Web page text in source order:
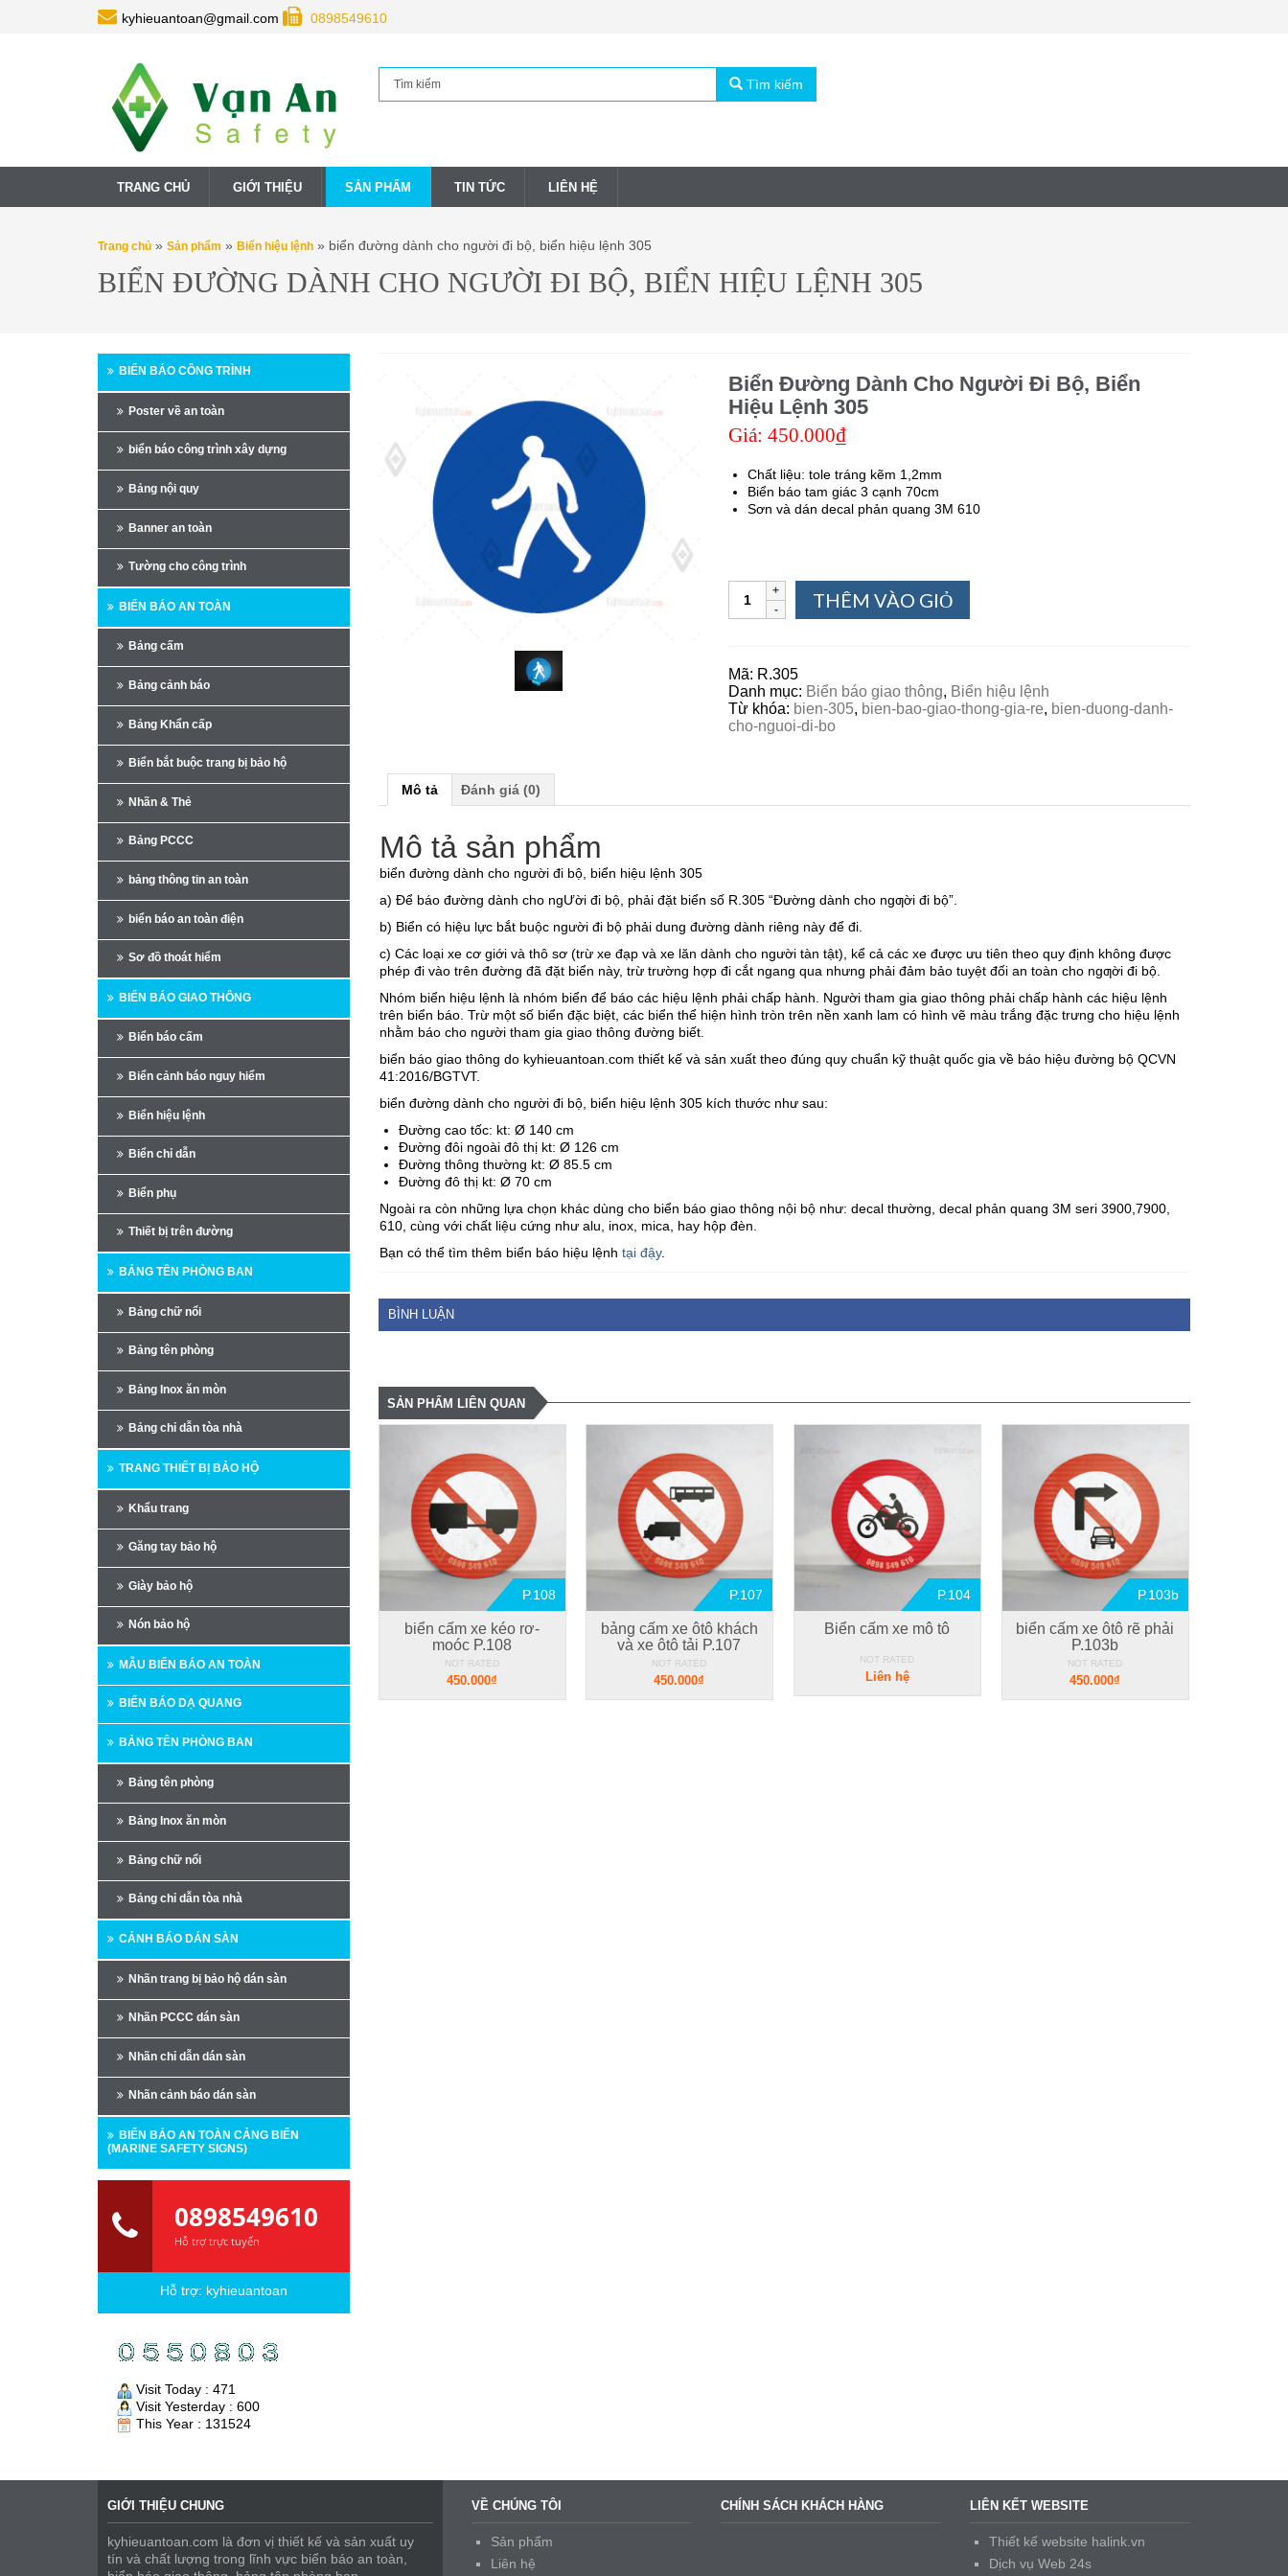
kyhieuantoan@gmail.com 0898549610
Tìm kiếm
TRANG CHỦ GIỚI THIỆU SẢN PHẨM TIN TỨC LIÊN HỆ
Trang chủ » Sản phẩm » Biển hiệu lệnh » biển đường dành cho người đi bộ, biển hiệu lệnh 305
BIỂN ĐƯỜNG DÀNH CHO NGƯỜI ĐI BỘ, BIỂN HIỆU LỆNH 305
Biển Đường Dành Cho Người Đi Bộ, Biển
Hiệu Lệnh 305
Giá:450.000₫
Chất liệu: tole tráng kẽm 1,2mm
Biển báo tam giác 3 cạnh 70cm
Sơn và dán decal phản quang 3M 610
THÊM VÀO GIỎ
Mã: R.305
Danh mục: Biển báo giao thông, Biển hiệu lệnh
Từ khóa: bien-305, bien-bao-giao-thong-gia-re, bien-duong-danh-
cho-nguoi-di-bo
Mô tả Đánh giá (0)
Mô tả sản phẩm
biển đường dành cho người đi bộ, biển hiệu lệnh 305
a) Để báo đường dành cho ngƯời đi bộ, phải đặt biển số R.305 “Đường dành cho ngƣời đi bộ”.
b) Biển có hiệu lực bắt buộc người đi bộ phải dung đường dành riêng này để đi.
c) Các loại xe cơ giới và thô sơ (trừ xe đạp và xe lăn dành cho người tàn tật), kể cả các xe được ưu tiên theo quy định không được
phép đi vào trên đường đã đặt biển này, trừ trường hợp đi cắt ngang qua nhưng phải đảm bảo tuyệt đối an toàn cho ngƣời đi bộ.
Nhóm biển hiệu lệnh là nhóm biển để báo các hiệu lệnh phải chấp hành. Người tham gia giao thông phải chấp hành các hiệu lệnh
trên biển báo. Trừ một số biển đặc biệt, các biển thể hiện hình tròn trên nền xanh lam có hình vẽ màu trắng đặc trưng cho hiệu lệnh
nhằm báo cho người tham gia giao thông đường biết.
biển báo giao thông do kyhieuantoan.com thiết kế và sản xuất theo đúng quy chuẩn kỹ thuật quốc gia về báo hiệu đường bộ QCVN
41:2016/BGTVT.
biển đường dành cho người đi bộ, biển hiệu lệnh 305 kích thước như sau:
Đường cao tốc: kt: Ø 140 cm
Đường đôi ngoài đô thị kt: Ø 126 cm
Đường thông thường kt: Ø 85.5 cm
Đường đô thị kt: Ø 70 cm
Ngoài ra còn những lựa chọn khác dùng cho biển báo giao thông nội bộ như: decal thường, decal phản quang 3M seri 3900,7900,
610, cùng với chất liệu cứng như alu, inox, mica, hay hộp đèn.
Bạn có thể tìm thêm biển báo hiệu lệnh tại đậy.
BÌNH LUẬN
SẢN PHẨM LIÊN QUAN
P.108
biển cấm xe kéo rơ-
moóc P.108
NOT RATED
450.000₫
P.107
bảng cấm xe ôtô khách
và xe ôtô tải P.107
NOT RATED
450.000₫
P.104
Biển cấm xe mô tô
NOT RATED
Liên hệ
P.103b
biển cấm xe ôtô rẽ phải
P.103b
NOT RATED
450.000₫
BIỂN BÁO CÔNG TRÌNH
Poster về an toàn
biển báo công trình xây dựng
Bảng nội quy
Banner an toàn
Tường cho công trình
BIỂN BÁO AN TOÀN
Bảng cấm
Bảng cảnh báo
Bảng Khẩn cấp
Biển bắt buộc trang bị bảo hộ
Nhãn & Thẻ
Bảng PCCC
bảng thông tin an toàn
biển báo an toàn điện
Sơ đồ thoát hiểm
BIỂN BÁO GIAO THÔNG
Biển báo cấm
Biển cảnh báo nguy hiểm
Biển hiệu lệnh
Biển chỉ dẫn
Biển phụ
Thiết bị trên đường
BẢNG TÊN PHÒNG BAN
Bảng chữ nổi
Bảng tên phòng
Bảng Inox ăn mòn
Bảng chỉ dẫn tòa nhà
TRANG THIẾT BỊ BẢO HỘ
Khẩu trang
Găng tay bảo hộ
Giày bảo hộ
Nón bảo hộ
MẪU BIỂN BÁO AN TOÀN
BIỂN BÁO DẠ QUANG
BẢNG TÊN PHÒNG BAN
Bảng tên phòng
Bảng Inox ăn mòn
Bảng chữ nổi
Bảng chỉ dẫn tòa nhà
CẢNH BÁO DÁN SÀN
Nhãn trang bị bảo hộ dán sàn
Nhãn PCCC dán sàn
Nhãn chỉ dẫn dán sàn
Nhãn cảnh báo dán sàn
BIỂN BÁO AN TOÀN CẢNG BIỂN
(MARINE SAFETY SIGNS)
0898549610
Hỗ trợ trực tuyến
Hỗ trợ: kyhieuantoan
Visit Today : 471
Visit Yesterday : 600
This Year : 131524
GIỚI THIỆU CHUNG
kyhieuantoan.com là đơn vị thiết kế và sản xuất uy
tín và chất lượng trong lĩnh vực biển báo an toàn,
VỀ CHÚNG TÔI
Sản phẩm
Liên hệ
CHÍNH SÁCH KHÁCH HÀNG LIÊN KẾT WEBSITE
Thiết kế website halink.vn
Dịch vụ Web 24s